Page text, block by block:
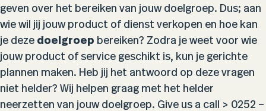
geven over het bereiken van jouw doelgroep. Dus; aan
wie wil jij jouw product of dienst verkopen en hoe kan
je deze doelgroep bereiken? Zodra je weet voor wie
jouw product of service geschikt is, kun je gerichte
plannen maken. Heb jij het antwoord op deze vragen
niet helder? Wij helpen graag met het helder
neerzetten van jouw doelgroep. Give us a call > 0252 –